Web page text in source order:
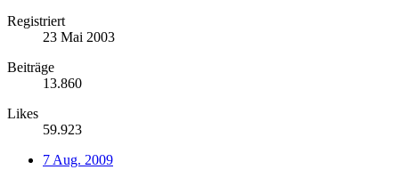
Registriert
23 Mai 2003
Beiträge
13.860
Likes
59.923
7 Aug. 2009